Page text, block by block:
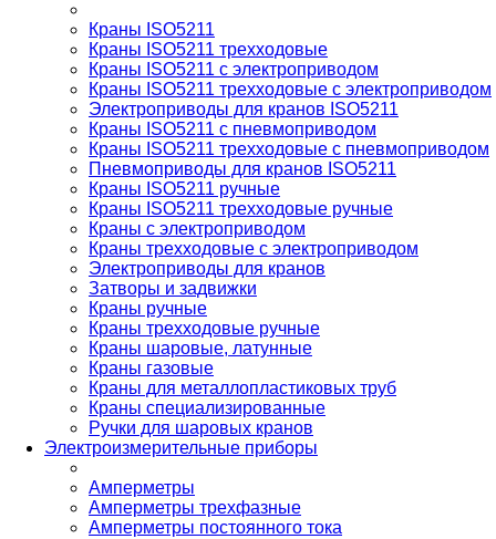
Краны ISO5211
Краны ISO5211 трехходовые
Краны ISO5211 с электроприводом
Краны ISO5211 трехходовые с электроприводом
Электроприводы для кранов ISO5211
Краны ISO5211 с пневмоприводом
Краны ISO5211 трехходовые с пневмоприводом
Пневмоприводы для кранов ISO5211
Краны ISO5211 ручные
Краны ISO5211 трехходовые ручные
Краны с электроприводом
Краны трехходовые с электроприводом
Электроприводы для кранов
Затворы и задвижки
Краны ручные
Краны трехходовые ручные
Краны шаровые, латунные
Краны газовые
Краны для металлопластиковых труб
Краны специализированные
Ручки для шаровых кранов
Электроизмерительные приборы
Амперметры
Амперметры трехфазные
Амперметры постоянного тока